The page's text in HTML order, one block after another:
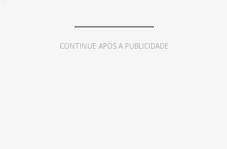
CONTINUE APÓS A PUBLICIDADE